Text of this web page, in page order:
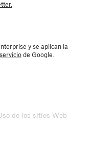
y se aplican la
de Google.
de los sitios Web